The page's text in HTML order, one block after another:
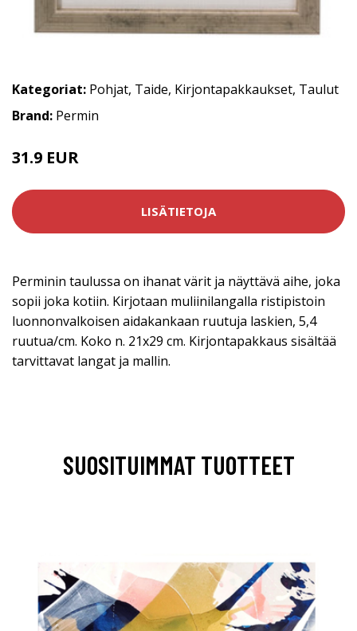
Kategoriat: Pohjat, Taide, Kirjontapakkaukset, Taulut
Brand: Permin
31.9 EUR
LISÄTIETOJA
Perminin taulussa on ihanat värit ja näyttävä aihe, joka
sopii joka kotiin. Kirjotaan muliinilangalla ristipistoin
luonnonvalkoisen aidakankaan ruutuja laskien, 5,4
ruutua/cm. Koko n. 21x29 cm. Kirjontapakkaus sisältää
tarvittavat langat ja mallin.
SUOSITUIMMAT TUOTTEET